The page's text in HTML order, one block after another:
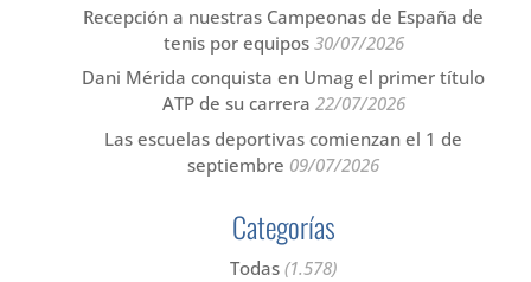
Recepción a nuestras Campeonas de España de
tenis por equipos 30/07/2026
Dani Mérida conquista en Umag el primer título
ATP de su carrera 22/07/2026
Las escuelas deportivas comienzan el 1 de
septiembre 09/07/2026
Categorías
Todas (1.578)